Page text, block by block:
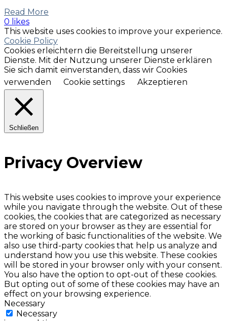
Read More
0 likes
This website uses cookies to improve your experience.
Cookie Policy
Cookies erleichtern die Bereitstellung unserer
Dienste. Mit der Nutzung unserer Dienste erklären
Sie sich damit einverstanden, dass wir Cookies
verwenden
Cookie settings Akzeptieren
Schließen
Privacy Overview
This website uses cookies to improve your experience
while you navigate through the website. Out of these
cookies, the cookies that are categorized as necessary
are stored on your browser as they are essential for
the working of basic functionalities of the website. We
also use third-party cookies that help us analyze and
understand how you use this website. These cookies
will be stored in your browser only with your consent.
You also have the option to opt-out of these cookies.
But opting out of some of these cookies may have an
effect on your browsing experience.
Necessary
Necessary